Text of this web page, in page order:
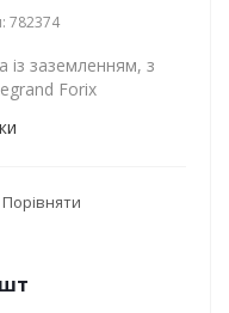
782374
із заземленням, з
Forix
Порівняти